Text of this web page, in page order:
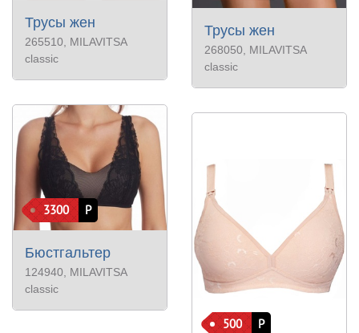
Трусы жен
265510 , MILAVITSA
classic
3300 Р
Бюстгальтер
124940 , MILAVITSA
classic
Трусы жен
268050, MILAVITSA
classic
500 Р